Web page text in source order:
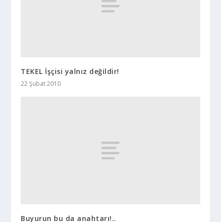
TEKEL İşçisi yalnız değildir!
22 Şubat 2010
Buyurun bu da anahtarı!..